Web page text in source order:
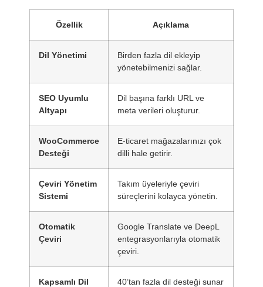
Özellik Açıklama
Dil Yönetimi
Birden fazla dil ekleyip
yönetebilmenizi sağlar.
SEO Uyumlu
Altyapı
Dil başına farklı URL ve
meta verileri oluşturur.
WooCommerce
Desteği
E-ticaret mağazalarınızı çok
dilli hale getirir.
Çeviri Yönetim
Sistemi
Takım üyeleriyle çeviri
süreçlerini kolayca yönetin.
Otomatik
Çeviri
Google Translate ve DeepL
entegrasyonlarıyla otomatik
çeviri.
Kapsamlı Dil
40’tan fazla dil desteği sunar